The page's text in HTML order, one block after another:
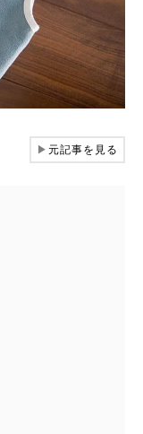
▶元記事を見る